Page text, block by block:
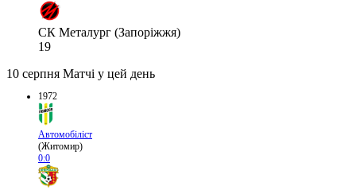
СК Металург (Запоріжжя)
19
10 серпня Матчі у цей день
1972
Автомобіліст
(Житомир)
0:0